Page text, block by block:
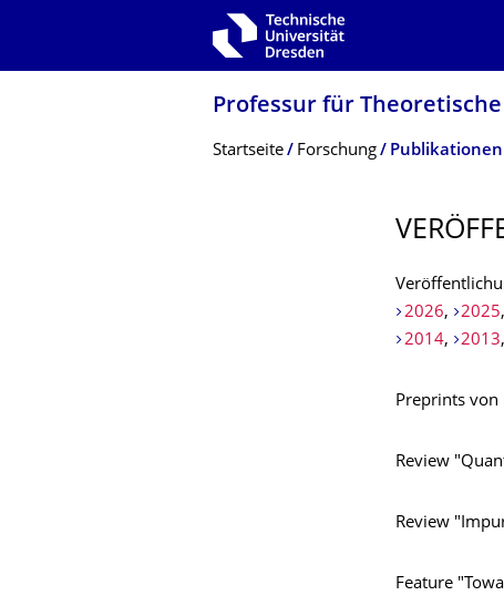
Zur Hauptnavigation springen
Professur für
Breadcrumb-Menü
Startseite Forschung Publikationen
2026, 2025,
2014, 2013,
Preprints von
Review
Review
Feature